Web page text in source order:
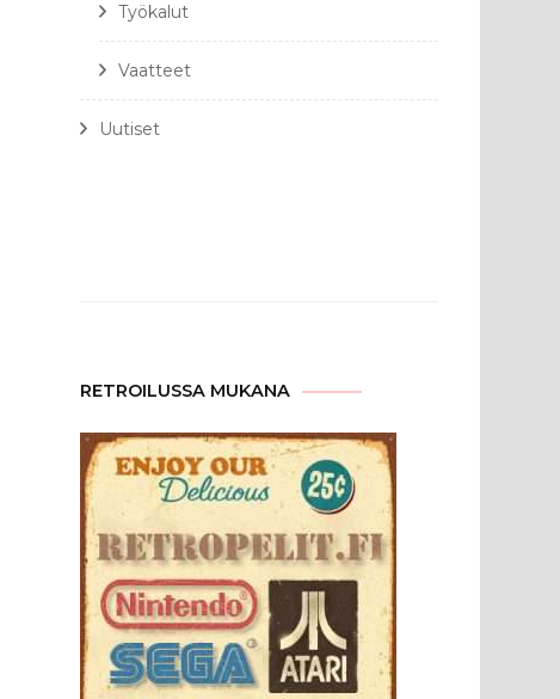
Työkalut
Vaatteet
Uutiset
RETROILUSSA MUKANA